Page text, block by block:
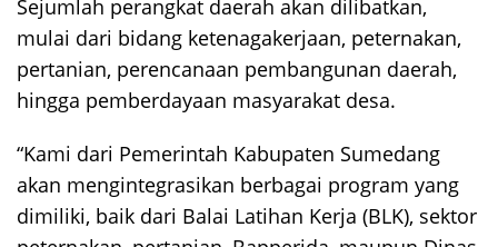
Sejumlah perangkat daerah akan dilibatkan,
mulai dari bidang ketenagakerjaan, peternakan,
pertanian, perencanaan pembangunan daerah,
hingga pemberdayaan masyarakat desa.
“Kami dari Pemerintah Kabupaten Sumedang
akan mengintegrasikan berbagai program yang
dimiliki, baik dari Balai Latihan Kerja (BLK), sektor